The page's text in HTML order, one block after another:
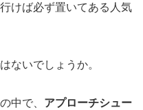
けば必ず置いてある人気
ないでしょうか。
中で、 アプローチシュー